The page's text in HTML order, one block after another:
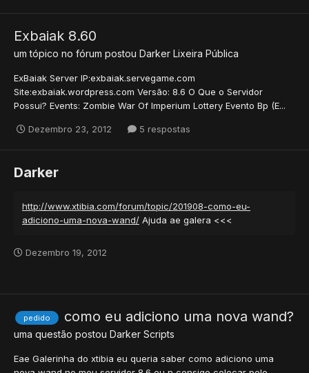
Exbaiak 8.60
um tópico no fórum postou Darker Lixeira Pública
ExBaiak Server IP:exbaiak.servegame.com
Site:exbaiak.wordpress.com Versão: 8.6 O Que o Servidor
Possui? Events: Zombie War Of Imperium Lottery Evento Bp (E...
Dezembro 23, 2012 5 respostas
Darker
http://www.xtibia.com/forum/topic/201908-como-eu-
adiciono-uma-nova-wand/ Ajuda ae galera <<<
Dezembro 19, 2012
pedido como eu adiciono uma nova wand?
uma questão postou Darker Scripts
Eae Galerinha do xtibia eu queria saber como adiciono uma